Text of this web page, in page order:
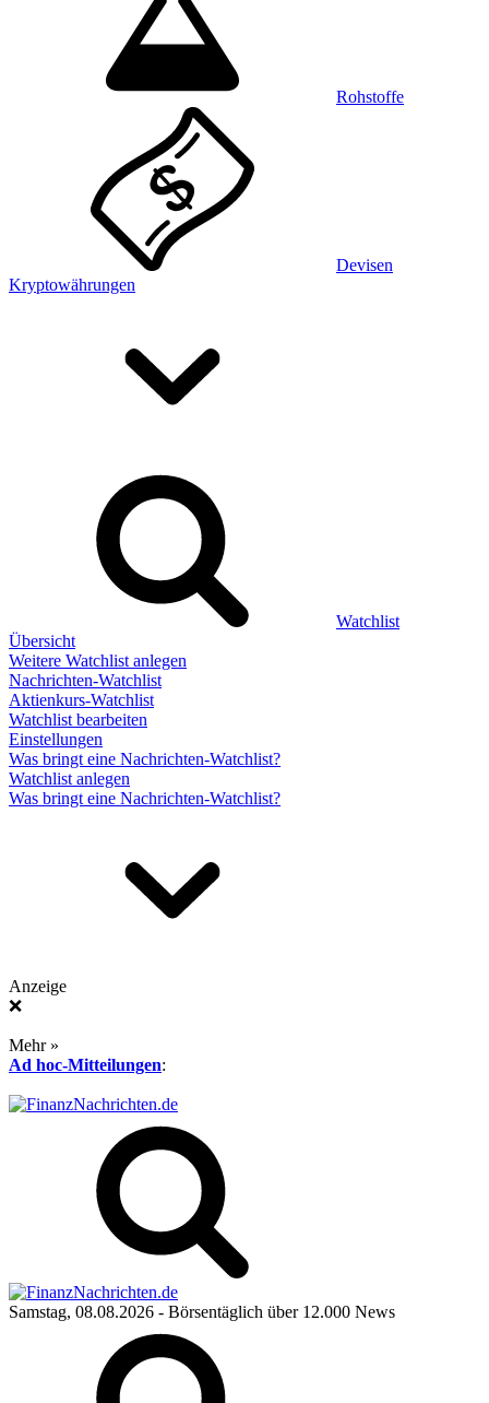
Rohstoffe
Devisen
Kryptowährungen
Watchlist
Übersicht
Weitere Watchlist anlegen
Nachrichten-Watchlist
Aktienkurs-Watchlist
Watchlist bearbeiten
Einstellungen
Was bringt eine Nachrichten-Watchlist?
Watchlist anlegen
Was bringt eine Nachrichten-Watchlist?
Anzeige
❌
Mehr »
Ad hoc-Mitteilungen:
Samstag, 08.08.2026 - Börsentäglich über 12.000 News